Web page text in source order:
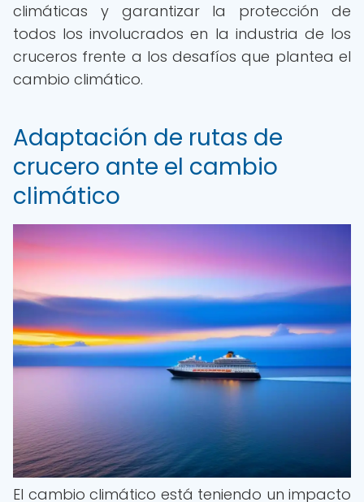
climáticas y garantizar la protección de
todos los involucrados en la industria de los
cruceros frente a los desafíos que plantea el
cambio climático.
Adaptación de rutas de
crucero ante el cambio
climático
El cambio climático está teniendo un impacto